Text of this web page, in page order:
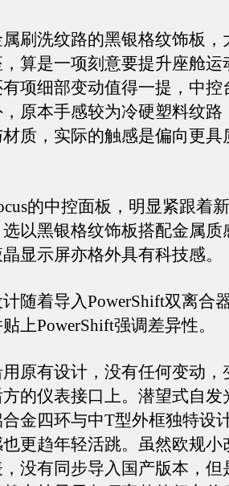
洗纹路的黑银格纹饰板，
算是一项刻意要提升座舱运
项细部变动值得一提，中控
原本手感较为冷硬塑料纹路
质，实际的触感是偏向更具
的中控面板，明显紧跟着新
以黑银格纹饰板搭配金属质
晶显示屏亦格外具有科技
着导入PowerShift双离合
上PowerShift强调差异性。
有设计，没有任何变动，
的仪表接口上。潜望式自发
金四环与中T型外框独特设
更趋年轻活跳。虽然欧规小
没有同步导入国产版本，但